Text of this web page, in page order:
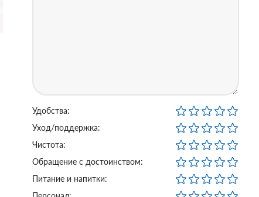
Удобства:
Уход/поддержка:
Чистота:
Обращение с достоинством:
Питание и напитки: